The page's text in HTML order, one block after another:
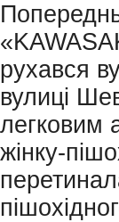
рухався
вулицi
легковим
жiнку-